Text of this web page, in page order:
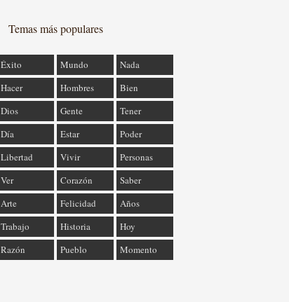
Temas más populares
Éxito Mundo
Nada
Hacer Hombres
Bien
Dios Gente
Tener
Día Estar
Poder
Libertad Vivir
Personas
Ver Corazón
Saber
Arte Felicidad
Años
Trabajo Historia
Hoy
Razón Pueblo Momento